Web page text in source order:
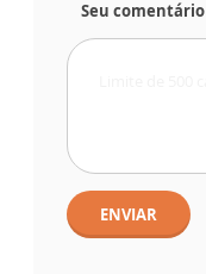
Seu comentário
ENVIAR